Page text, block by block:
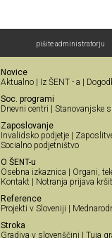
pišite administratorju
Novice
Aktualno
Iz ŠENT - a
Soc. programi
Dnevni centri
Stanovanjske
Zaposlovanje
Invalidsko podjetje
Socialno podjetništvo
O ŠENT-u
Osebna izkaznica
Organi,
Kontakt
Notranja prijava
Reference
Projekti v Sloveniji
Stroka
Gradiva v slovenščini
Tuja